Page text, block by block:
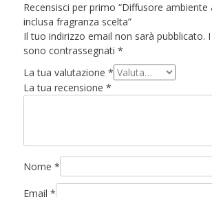
Recensisci per primo “Diffusore ambiente
inclusa fragranza scelta”
Il tuo indirizzo email non sarà pubblicato.
sono contrassegnati *
La tua valutazione *
La tua recensione *
Nome *
Email *